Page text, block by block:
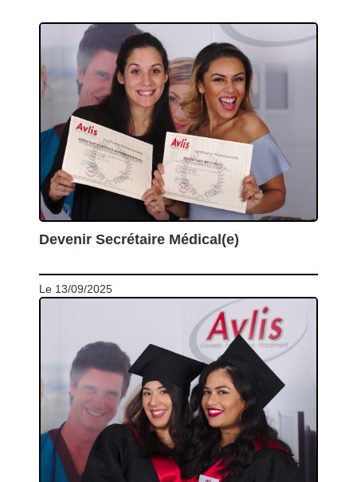
Devenir Secrétaire Médical(e)
Le 13/09/2025